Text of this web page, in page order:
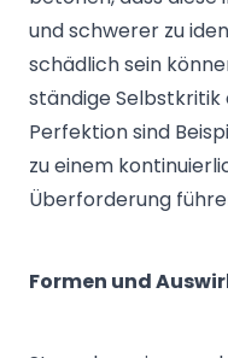
und schwerer zu
schädlich sein
ständige
Perfektion sind
zu einem
Überforderung
Formen und